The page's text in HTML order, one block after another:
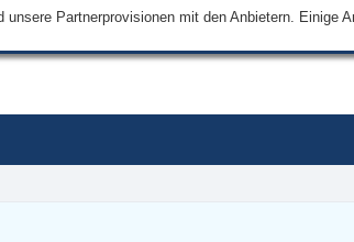
Partnerprovisionen mit den Anbietern. Einige